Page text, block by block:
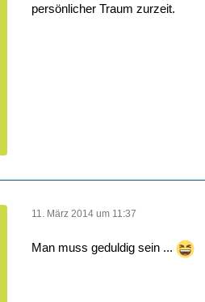
persönlicher Traum zurzeit.
11. März 2014 um 11:37
Man muss geduldig sein ...